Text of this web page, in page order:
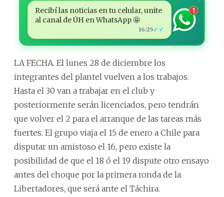
Recibí las noticias en tu celular, unite
al canal de ÚH en WhatsApp 🤩
16:25✓✓
1
LA FECHA. El lunes 28 de diciembre los
integrantes del plantel vuelven a los trabajos.
Hasta el 30 van a trabajar en el club y
posteriormente serán licenciados, pero tendrán
que volver el 2 para el arranque de las tareas más
fuertes. El grupo viaja el 15 de enero a Chile para
disputar un amistoso el 16, pero existe la
posibilidad de que el 18 ó el 19 dispute otro ensayo
antes del choque por la primera ronda de la
Libertadores, que será ante el Táchira.